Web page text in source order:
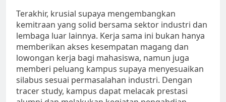
Terakhir, krusial supaya mengembangkan
kemitraan yang solid bersama sektor industri dan
lembaga luar lainnya. Kerja sama ini bukan hanya
memberikan akses kesempatan magang dan
lowongan kerja bagi mahasiswa, namun juga
memberi peluang kampus supaya menyesuaikan
silabus sesuai permasalahan industri. Dengan
tracer study, kampus dapat melacak prestasi